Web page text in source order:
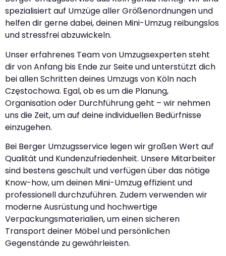
spezialisiert auf Umzüge aller Größenordnungen und
helfen dir gerne dabei, deinen Mini-Umzug reibungslos
und stressfrei abzuwickeln.
Unser erfahrenes Team von Umzugsexperten steht
dir von Anfang bis Ende zur Seite und unterstützt dich
bei allen Schritten deines Umzugs von Köln nach
Częstochowa. Egal, ob es um die Planung,
Organisation oder Durchführung geht – wir nehmen
uns die Zeit, um auf deine individuellen Bedürfnisse
einzugehen.
Bei Berger Umzugsservice legen wir großen Wert auf
Qualität und Kundenzufriedenheit. Unsere Mitarbeiter
sind bestens geschult und verfügen über das nötige
Know-how, um deinen Mini-Umzug effizient und
professionell durchzuführen. Zudem verwenden wir
moderne Ausrüstung und hochwertige
Verpackungsmaterialien, um einen sicheren
Transport deiner Möbel und persönlichen
Gegenstände zu gewährleisten.